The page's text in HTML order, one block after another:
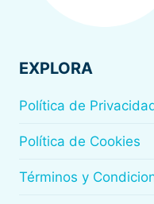
EXPLORA
Política de
Política de Cookies
Términos y